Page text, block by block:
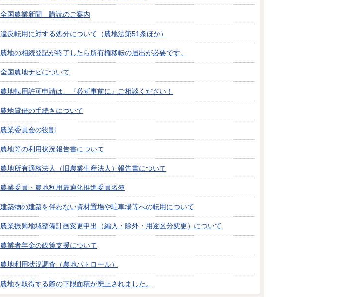
全国農業新聞 購読のご案内
違反転用に対する処分について（農地法第51条ほか）
農地の相続登記が終了したら所有権移転の届出が必要です。
全国農地ナビについて
農地転用許可申請は、『必ず事前に』ご相談ください！
農地貸借の手続きについて
農業委員会の役割
農地等の利用状況報告書について
農地所有適格法人（旧農業生産法人）報告書について
農業委員・農地利用最適化推進委員名簿
建築物の建築を伴わない資材置場や駐車場等への転用について
農業振興地域整備計画変更申出（編入・除外・用途区分変更）について
農業者年金の政策支援について
農地利用状況調査（農地パトロール）
農地を取得する際の下限面積が廃止されました。